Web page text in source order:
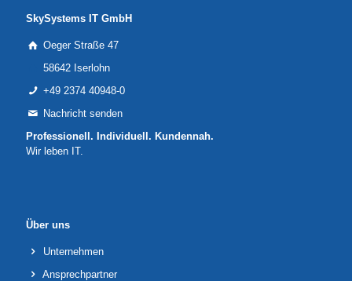
SkySystems IT GmbH
Oeger Straße 47
58642 Iserlohn
+49 2374 40948-0
Nachricht senden
Professionell. Individuell. Kundennah.
Wir leben IT.
Über uns
Unternehmen
Ansprechpartner